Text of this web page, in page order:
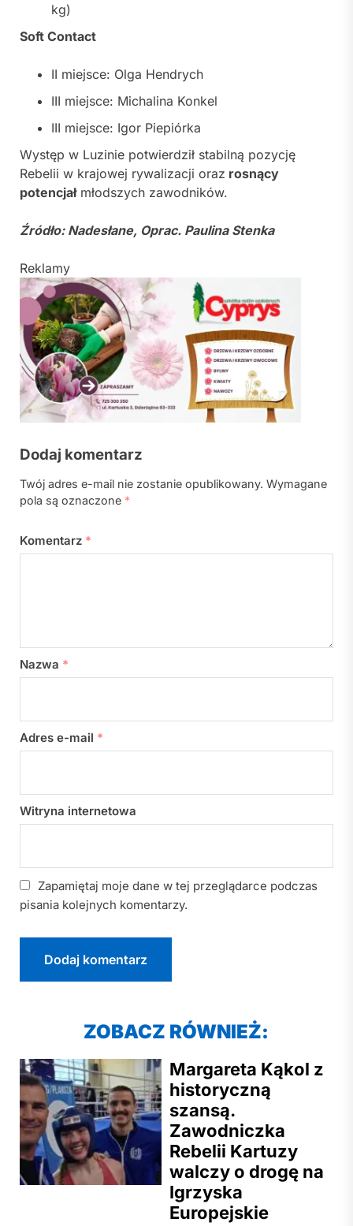
kg)
Soft Contact
II miejsce: Olga Hendrych
III miejsce: Michalina Konkel
III miejsce: Igor Piepiórka
Występ w Luzinie potwierdził stabilną pozycję
Rebelii w krajowej rywalizacji oraz rosnący
potencjałmłodszych zawodników.
Źródło: Nadesłane, Oprac. Paulina Stenka
Reklamy
Dodaj komentarz
Twój adres e-mail nie zostanie opublikowany. Wymagane
pola są oznaczone *
Komentarz *
Nazwa *
Adres e-mail *
Witryna internetowa
Zapamiętaj moje dane w tej przeglądarce podczas
pisania kolejnych komentarzy.
ZOBACZ RÓWNIEŻ:
Margareta Kąkol z
historyczną
szansą.
Zawodniczka
Rebelii Kartuzy
walczy o drogę na
Igrzyska
Europejskie